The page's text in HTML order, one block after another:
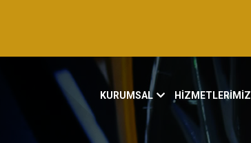
KURUMSAL HİZMETLERİMİZ